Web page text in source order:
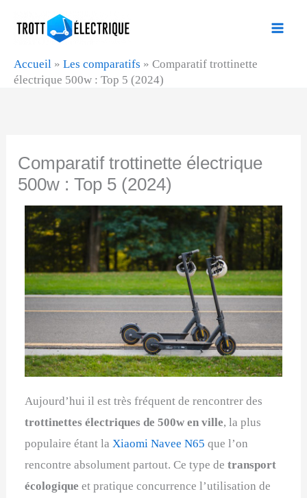
Accueil » Les comparatifs » Comparatif trottinette
électrique 500w : Top 5 (2024)
Comparatif trottinette électrique
500w : Top 5 (2024)
Aujourd’hui il est très fréquent de rencontrer des
trottinettes électriques de 500w en ville, la plus
populaire étant laXiaomi Navee N65 que l’on
rencontre absolument partout. Ce type detransport
écologique et pratique concurrence l’utilisation de